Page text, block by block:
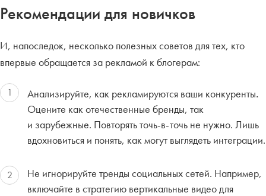
Рекомендации для новичков
И, напоследок, несколько полезных советов для тех, кто
впервые обращается за рекламой к блогерам:
1 Анализируйте, как рекламируются ваши конкуренты.
Оцените как отечественные бренды, так
и зарубежные. Повторять точь-в-точь не нужно. Лишь
вдохновиться и понять, как могут выглядеть интеграции.
2 Не игнорируйте тренды социальных сетей. Например,
включайте в стратегию вертикальные видео для